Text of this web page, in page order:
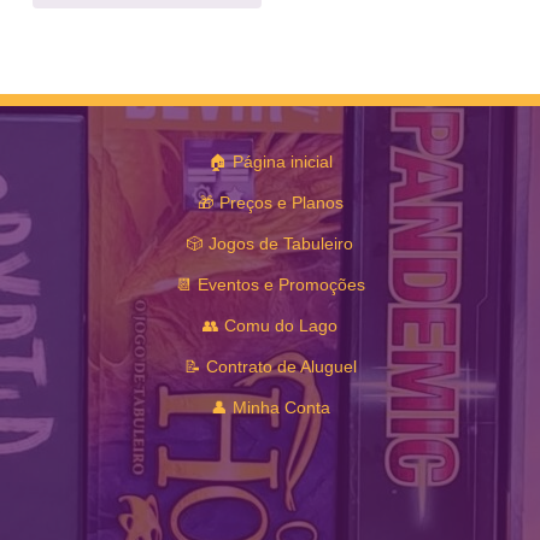
🏠 Página inicial
🎁 Preços e Planos
🎲 Jogos de Tabuleiro
📆 Eventos e Promoções
👥 Comu do Lago
📝 Contrato de Aluguel
👤 Minha Conta